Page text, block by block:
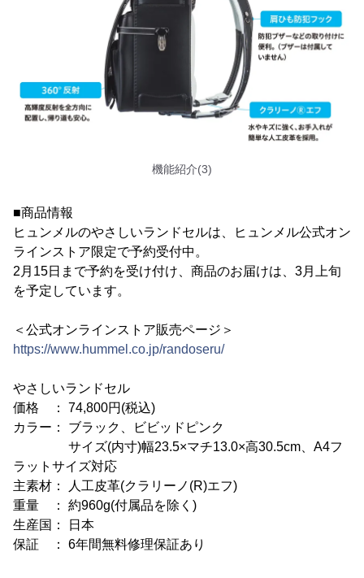
機能紹介(3)
■商品情報
ヒュンメルのやさしいランドセルは、ヒュンメル公式オン
ラインストア限定で予約受付中。
2月15日まで予約を受け付け、商品のお届けは、3月上旬
を予定しています。
＜公式オンラインストア販売ページ＞
https://www.hummel.co.jp/randoseru/
やさしいランドセル
価格 ： 74,800円(税込)
カラー： ブラック、ビビッドピンク
サイズ(内寸)幅23.5×マチ13.0×高30.5cm、A4フ
ラットサイズ対応
主素材： 人工皮革(クラリーノ(R)エフ)
重量 ： 約960g(付属品を除く)
生産国： 日本
保証 ： 6年間無料修理保証あり